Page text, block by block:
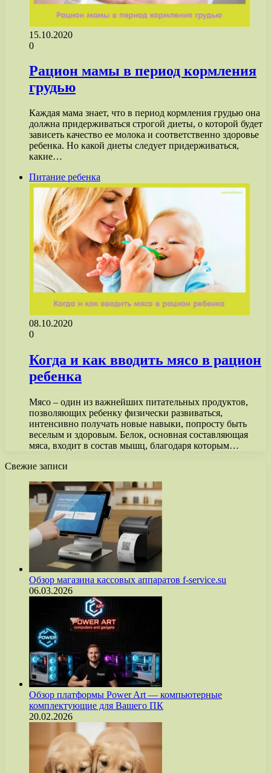
15.10.2020
0
Рацион мамы в период кормления
грудью
Каждая мама знает, что в период кормления грудью она
должна придерживаться строгой диеты, о которой будет
зависеть качество ее молока и соответственно здоровье
ребенка. Но какой диеты следует придерживаться,
какие…
Питание ребенка
08.10.2020
0
Когда и как вводить мясо в рацион
ребенка
Мясо – один из важнейших питательных продуктов,
позволяющих ребенку физически развиваться,
интенсивно получать новые навыки, попросту быть
веселым и здоровым. Белок, основная составляющая
мяса, входит в состав мышц, благодаря которым…
Свежие записи
Обзор магазина кассовых аппаратов f-service.su
06.03.2026
Обзор платформы Power Art — компьютерные
комплектующие для Вашего ПК
20.02.2026